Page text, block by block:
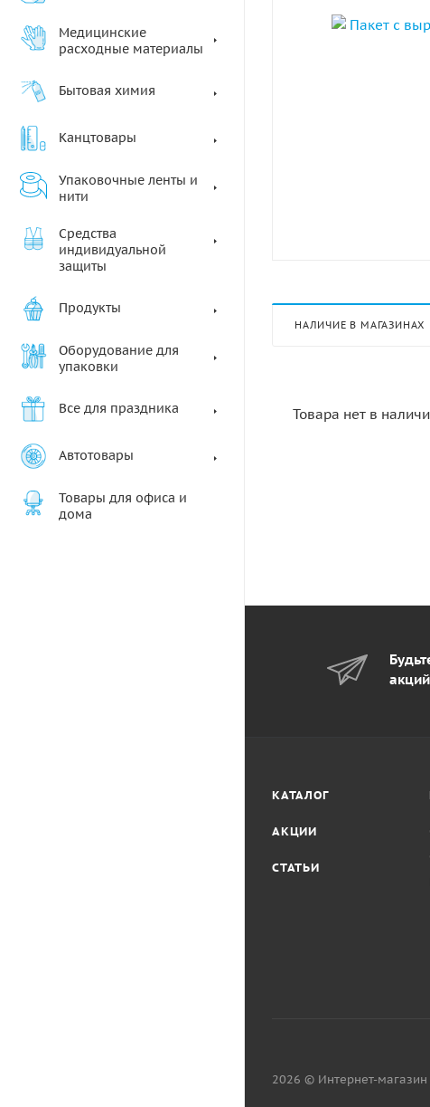
Медицинские
расходные материалы
Бытовая химия
Канцтовары
Упаковочные ленты и
нити
Средства
индивидуальной
защиты
Продукты
Оборудование для
упаковки
Все для праздника
Автотовары
Товары для офиса и
дома
НАЛИЧИЕ В МАГАЗИНАХ
Товара нет в
КАТАЛОГ
АКЦИИ
СТАТЬИ
2026 © Интернет-